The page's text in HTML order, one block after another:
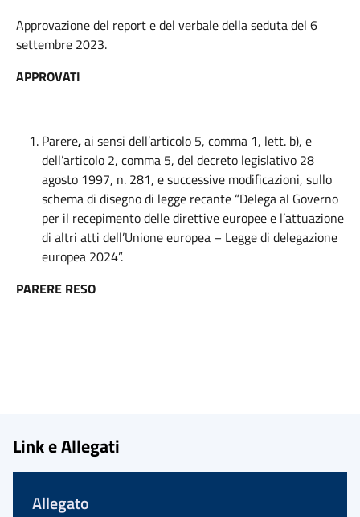
Approvazione del report e del verbale della seduta del 6
settembre 2023.
APPROVATI
Parere,ai sensi dell’articolo 5, comma 1, lett. b), e
dell’articolo 2, comma 5, del decreto legislativo 28
agosto 1997, n. 281, e successive modificazioni, sullo
schema di disegno di legge recante “Delega al Governo
per il recepimento delle direttive europee e l’attuazione
di altri atti dell’Unione europea – Legge di delegazione
europea 2024”.
PARERE RESO
Link e Allegati
Allegato